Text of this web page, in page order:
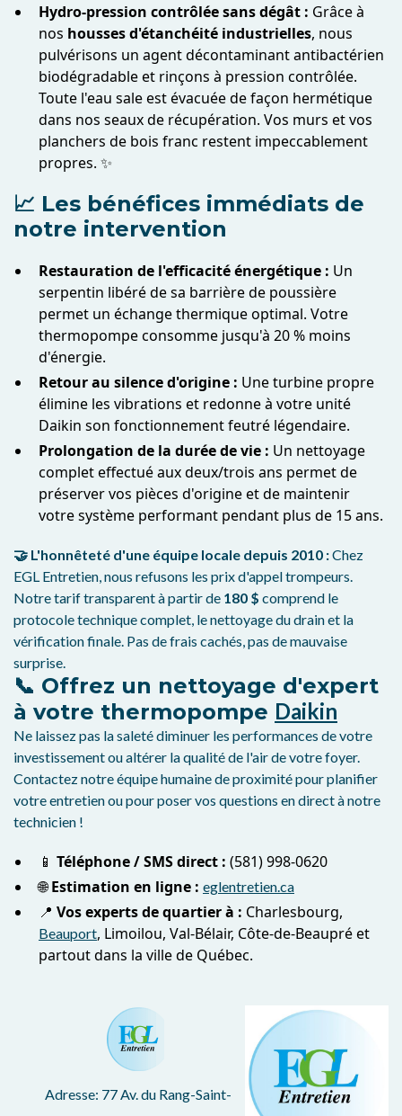
Hydro-pression contrôlée sans dégât : Grâce à
nos housses d'étanchéité industrielles, nous
pulvérisons un agent décontaminant antibactérien
biodégradable et rinçons à pression contrôlée.
Toute l'eau sale est évacuée de façon hermétique
dans nos seaux de récupération. Vos murs et vos
planchers de bois franc restent impeccablement
propres. ✨
📈 Les bénéfices immédiats de
notre intervention
Restauration de l'efficacité énergétique : Un
serpentin libéré de sa barrière de poussière
permet un échange thermique optimal. Votre
thermopompe consomme jusqu'à 20 % moins
d'énergie.
Retour au silence d'origine : Une turbine propre
élimine les vibrations et redonne à votre unité
Daikin son fonctionnement feutré légendaire.
Prolongation de la durée de vie : Un nettoyage
complet effectué aux deux/trois ans permet de
préserver vos pièces d'origine et de maintenir
votre système performant pendant plus de 15 ans.
🤝 L'honnêteté d'une équipe locale depuis 2010 :Chez
EGL Entretien, nous refusons les prix d'appel trompeurs.
Notre tarif transparent à partir de 180 $ comprend le
protocole technique complet, le nettoyage du drain et la
vérification finale. Pas de frais cachés, pas de mauvaise
surprise.
📞 Offrez un nettoyage d'expert
à votre thermopompe Daikin
Ne laissez pas la saleté diminuer les performances de votre
investissement ou altérer la qualité de l'air de votre foyer.
Contactez notre équipe humaine de proximité pour planifier
votre entretien ou pour poser vos questions en direct à notre
technicien !
📱 Téléphone / SMS direct : (581) 998-0620
🌐Estimation en ligne : eglentretien.ca
📍 Vos experts de quartier à : Charlesbourg,
Beauport, Limoilou, Val-Bélair, Côte-de-Beaupré et
partout dans la ville de Québec.
Adresse: 77 Av. du Rang-Saint-